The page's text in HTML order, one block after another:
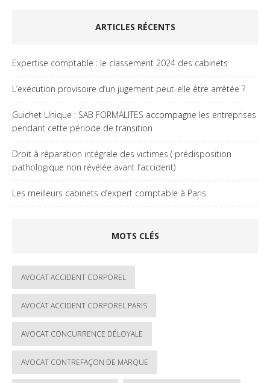
ARTICLES RÉCENTS
Expertise comptable : le classement 2024 des cabinets
L’exécution provisoire d’un jugement peut-elle être arrêtée ?
Guichet Unique : SAB FORMALITES accompagne les entreprises
pendant cette période de transition
Droit à réparation intégrale des victimes ( prédisposition
pathologique non révélée avant l’accident)
Les meilleurs cabinets d’expert comptable à Paris
MOTS CLÉS
AVOCAT ACCIDENT CORPOREL
AVOCAT ACCIDENT CORPOREL PARIS
AVOCAT CONCURRENCE DÉLOYALE
AVOCAT CONTREFAÇON DE MARQUE